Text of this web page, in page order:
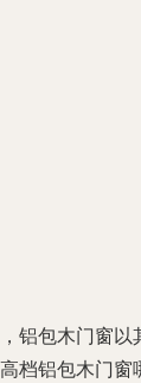
铝包木门窗
档铝包木门